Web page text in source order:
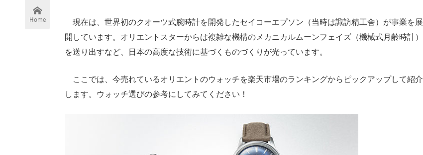
Home
現在は、世界初のクオーツ式腕時計を開発したセイコーエプソン（当時は諏訪精工舎）が事業を展
開しています。オリエントスターからは複雑な機構のメカニカルムーンフェイズ（機械式月齢時計）
を送り出すなど、日本の高度な技術に基づくものづくりが光っています。
ここでは、今売れているオリエントのウォッチを楽天市場のランキングからピックアップして紹介
します。ウォッチ選びの参考にしてみてください！